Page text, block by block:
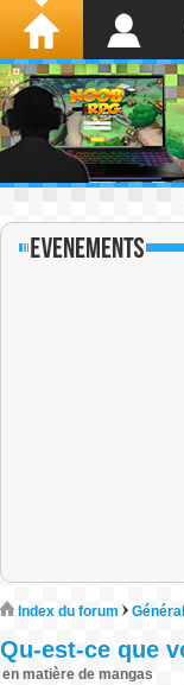
Index du forum Général
Qu-est-ce que
en matière de mangas